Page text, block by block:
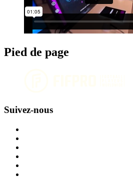
Pied de page
Suivez-nous